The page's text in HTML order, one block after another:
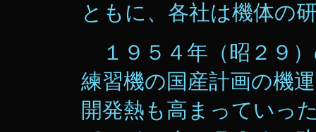
ともに、各社は機体の
１９５４年（昭２９
練習機の国産計画の機
開発熱も高まっていっ